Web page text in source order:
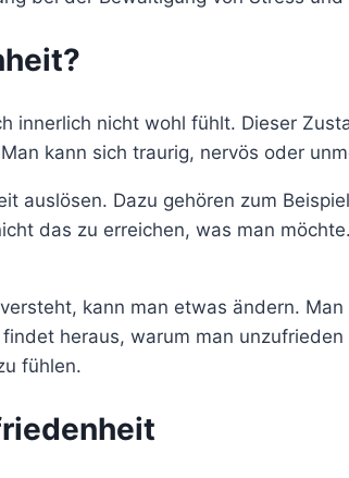
innerlich nicht wohl fühlt. Dieser
kann sich traurig, nervös oder
auslösen. Dazu gehören zum
das zu erreichen, was man
kann man etwas ändern.
heraus, warum man unzufrieden
fühlen.